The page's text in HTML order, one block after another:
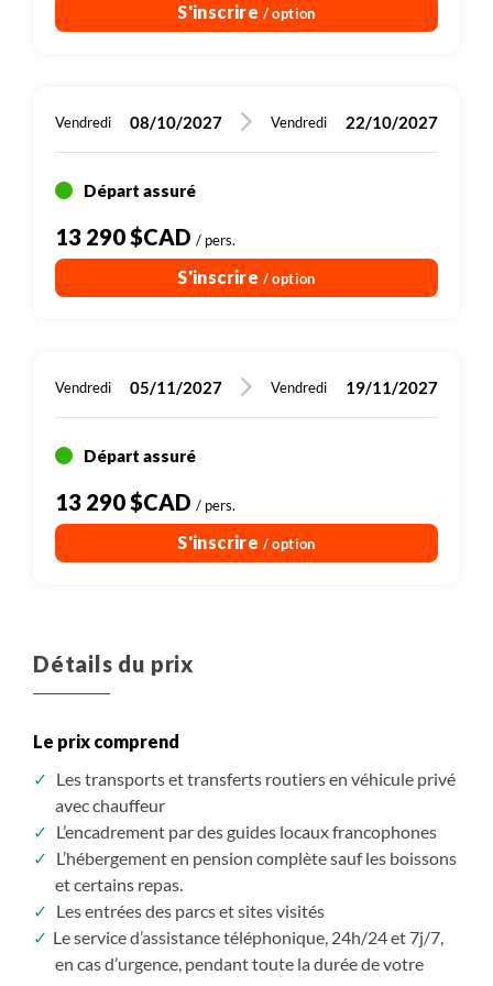
En cas de mauvais temps pour le snorkeling,
S'inscrire / option
Vendredi 08/10/2027 Vendredi 22/10/2027
Départ assuré
13 290 $CAD / pers.
S'inscrire / option
Vendredi 05/11/2027 Vendredi 19/11/2027
Départ assuré
13 290 $CAD / pers.
S'inscrire / option
Détails du prix
Le prix comprend
Les transports et transferts routiers en véhicule privé
avec chauffeur
L’encadrement par des guides locaux francophones
L’hébergement en pension complète sauf les boissons
et certains repas.
Les entrées des parcs et sites visités
Le service d’assistance téléphonique, 24h/24 et 7j/7,
en cas d’urgence, pendant toute la durée de votre